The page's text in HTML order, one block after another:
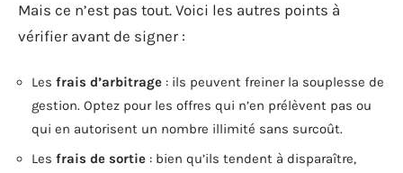
Mais ce n’est pas tout. Voici les autres points à
vérifier avant de signer :
Les frais d’arbitrage : ils peuvent freiner la souplesse de
gestion. Optez pour les offres qui n’en prélèvent pas ou
qui en autorisent un nombre illimité sans surcoût.
Les frais de sortie : bien qu’ils tendent à disparaître,